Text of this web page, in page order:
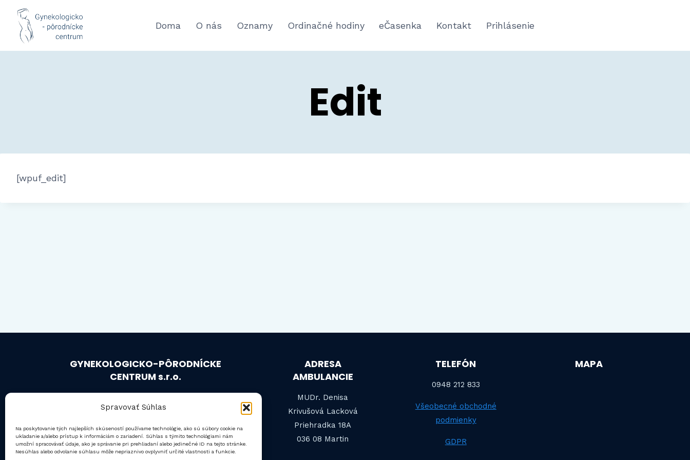
Spravovať Súhlas
Na poskytovanie tých najlepších skúseností používame technológie, ako sú súbory cookie na
ukladanie a/alebo prístup k informáciám o zariadení. Súhlas s týmito technológiami nám
umožní spracovávať údaje, ako je správanie pri prehliadaní alebo jedinečné ID na tejto stránke.
Nesúhlas alebo odvolanie súhlasu môže nepriaznivo ovplyvniť určité vlastnosti a funkcie.
Doma O nás Oznamy Ordinačné hodiny eČasenka Kontakt Prihlásenie
Edit
[wpuf_edit]
GYNEKOLOGICKO-PÔRODNÍCKE
CENTRUM s.r.o.
všetky vekové kategórie žien.
ADRESA
AMBULANCIE
MUDr. Denisa
Krivušová Lacková
Priehradka 18A
036 08 Martin
TELEFÓN
0948 212 833
Všeobecné obchodné
podmienky
GDPR
MAPA